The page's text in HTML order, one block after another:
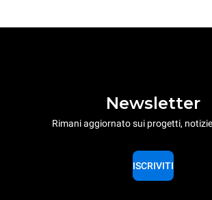
Newsletter
Rimani aggiornato sui progetti,
ISCRIVITI